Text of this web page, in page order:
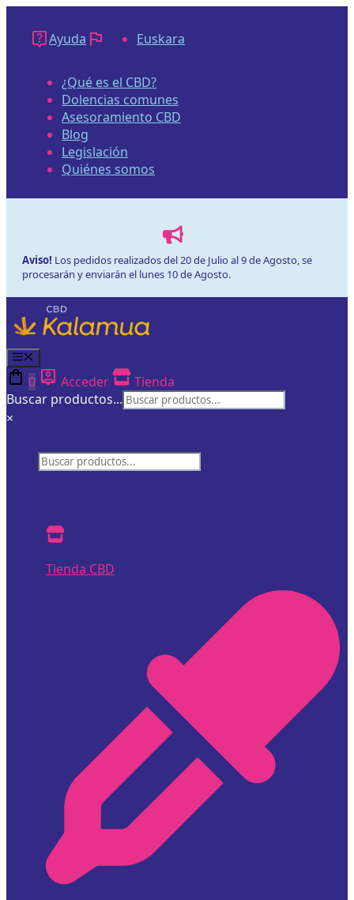
contenido
Ayuda Euskara
¿Qué es el CBD?
Dolencias comunes
Asesoramiento CBD
Blog
Legislación
Quiénes somos
Aviso! Los pedidos realizados del 20 de Julio al 9 de Agosto, se
procesarán y enviarán el lunes 10 de Agosto.
0 Acceder
Tienda
Buscar productos...
×
Tienda CBD